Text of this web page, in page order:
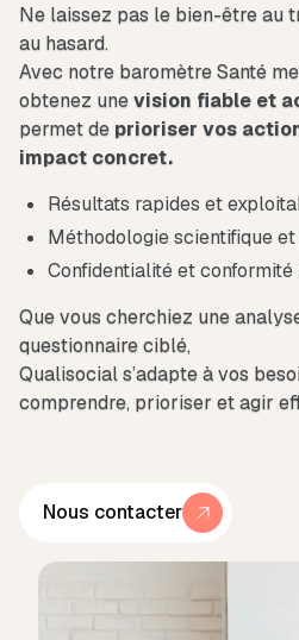
Ne laissez pas le bien-être au
au hasard.
Avec notre baromètre Santé
obtenez unevision fiable et
permet de prioriser vos
impact concret.
Résultats rapides et
Méthodologie scientifique et
Confidentialité et conformité
Que vous cherchiez une
questionnaire ciblé,
Qualisocial s’adapte à vos
comprendre, prioriser et agir
Nous contacter